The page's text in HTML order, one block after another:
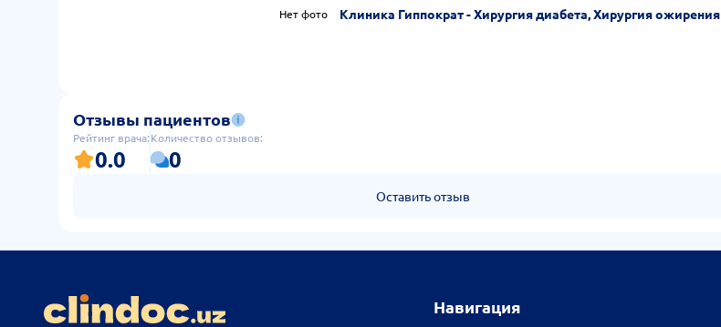
Нет фото Клиника Гиппократ - Хирургия диабета, Хирургия ожирения
Отзывы пациентов
Рейтинг врача:
0.0
Количество отзывов:
0
Оставить отзыв
Навигация